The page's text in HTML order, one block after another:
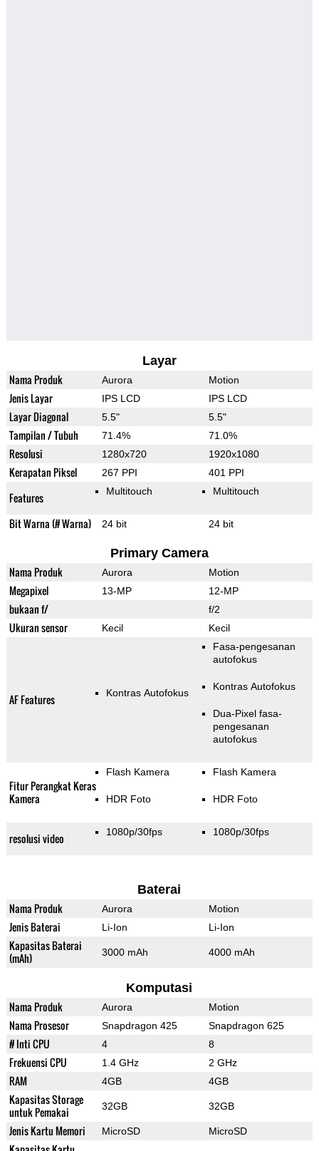
Layar
Nama Produk Aurora Motion
Jenis Layar IPS LCD IPS LCD
Layar Diagonal 5.5" 5.5"
Tampilan / Tubuh 71.4% 71.0%
Resolusi 1280x720 1920x1080
Kerapatan Piksel 267 PPI 401 PPI
Features Multitouch Multitouch
Bit Warna (# Warna) 24 bit 24 bit
Primary Camera
Nama Produk Aurora Motion
Megapixel 13-MP 12-MP
bukaan f/ f/2
Ukuran sensor Kecil Kecil
AF Features Kontras Autofokus
Fasa-pengesanan
autofokus
Kontras Autofokus
Dua-Pixel fasa-
pengesanan
autofokus
Fitur Perangkat Keras
Kamera
Flash Kamera
HDR Foto
Flash Kamera
HDR Foto
resolusi video 1080p/30fps 1080p/30fps
Baterai
Nama Produk Aurora Motion
Jenis Baterai Li-Ion Li-Ion
Kapasitas Baterai
(mAh)
3000 mAh 4000 mAh
Komputasi
Nama Produk Aurora Motion
Nama Prosesor Snapdragon 425 Snapdragon 625
# Inti CPU 4 8
Frekuensi CPU 1.4 GHz 2 GHz
RAM 4GB 4GB
Kapasitas Storage
untuk Pemakai
32GB 32GB
Jenis Kartu Memori MicroSD MicroSD